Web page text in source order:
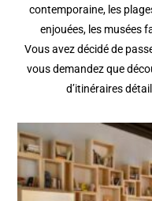
contemporaine, les
enjouées, les musées
Vous avez décidé de
vous demandez que
d’itinéraires